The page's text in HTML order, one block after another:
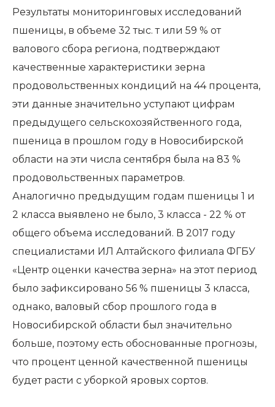
Результаты мониторинговых исследований
пшеницы, в объеме 32 тыс. т или 59 % от
валового сбора региона, подтверждают
качественные характеристики зерна
продовольственных кондиций на 44 процента,
эти данные значительно уступают цифрам
предыдущего сельскохозяйственного года,
пшеница в прошлом году в Новосибирской
области на эти числа сентября была на 83 %
продовольственных параметров.
Аналогично предыдущим годам пшеницы 1 и
2 класса выявлено не было, 3 класса - 22 % от
общего объема исследований. В 2017 году
специалистами ИЛ Алтайского филиала ФГБУ
«Центр оценки качества зерна» на этот период
было зафиксировано 56 % пшеницы 3 класса,
однако, валовый сбор прошлого года в
Новосибирской области был значительно
больше, поэтому есть обоснованные прогнозы,
что процент ценной качественной пшеницы
будет расти с уборкой яровых сортов.